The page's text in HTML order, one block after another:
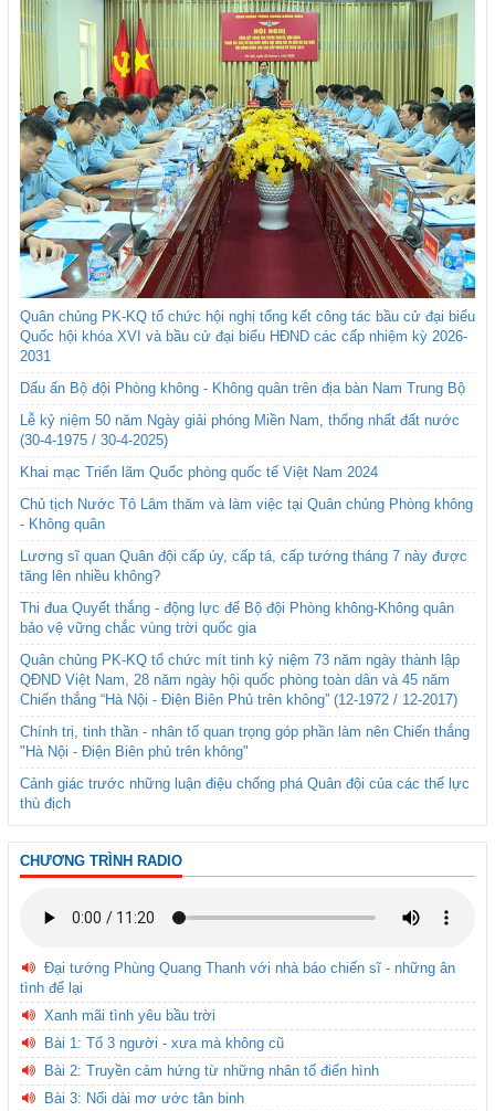
Quân chủng PK-KQ tổ chức hội nghị tổng kết công tác bầu cử đại biểu
Quốc hội khóa XVI và bầu cử đại biểu HĐND các cấp nhiệm kỳ 2026-
2031
Dấu ấn Bộ đội Phòng không - Không quân trên địa bàn Nam Trung Bộ
Lễ kỷ niệm 50 năm Ngày giải phóng Miền Nam, thống nhất đất nước
(30-4-1975 / 30-4-2025)
Khai mạc Triển lãm Quốc phòng quốc tế Việt Nam 2024
Chủ tịch Nước Tô Lâm thăm và làm việc tại Quân chủng Phòng không
- Không quân
Lương sĩ quan Quân đội cấp úy, cấp tá, cấp tướng tháng 7 này được
tăng lên nhiều không?
Thi đua Quyết thắng - động lực để Bộ đội Phòng không-Không quân
bảo vệ vững chắc vùng trời quốc gia
Quân chủng PK-KQ tổ chức mít tinh kỷ niệm 73 năm ngày thành lập
QĐND Việt Nam, 28 năm ngày hội quốc phòng toàn dân và 45 năm
Chiến thắng “Hà Nội - Điện Biên Phủ trên không” (12-1972 / 12-2017)
Chính trị, tinh thần - nhân tố quan trọng góp phần làm nên Chiến thắng
"Hà Nội - Điện Biên phủ trên không"
Cảnh giác trước những luận điệu chống phá Quân đội của các thế lực
thù địch
CHƯƠNG TRÌNH RADIO
Đại tướng Phùng Quang Thanh với nhà báo chiến sĩ - những ân
tình để lại
Xanh mãi tình yêu bầu trời
Bài 1: Tổ 3 người - xưa mà không cũ
Bài 2: Truyền cảm hứng từ những nhân tố điển hình
Bài 3: Nối dài mơ ước tân binh